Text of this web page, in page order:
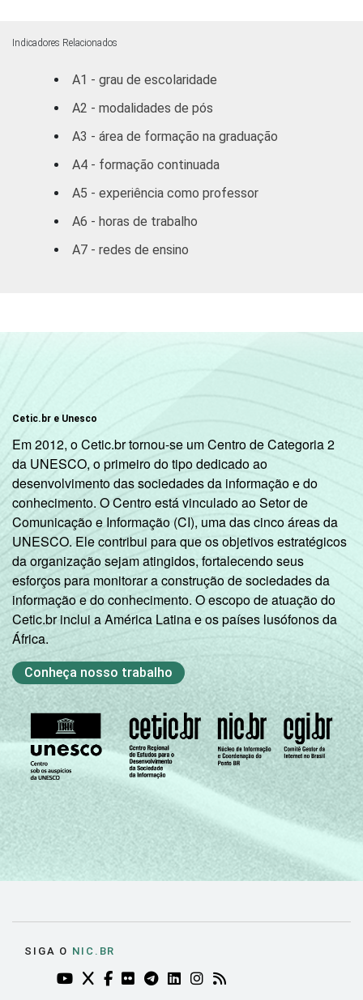
Centro
Oeste
Nordeste
DEPENDÊNCIA
8ª série / 9º
ano do
Ensino
Fundamental
2º ano do
Ensino
Médio
57
COMPUTADOR
INSTALADO NO
LABORATÓRIO DE
INFORMÁTICA
Tem 57
INTERNET
INSTALADA NO
LABORATÓRIO DE
INFORMÁTICA
Tem 57
Não tem
Base: 1.535 professores. Respostas
estimuladas.
Fonte: NIC.br - set/dez 2010
Indicadores Relacionados
A1 - grau de escolaridade
A2 - modalidades de pós
A3 - área de formação na graduação
A4 - formação continuada
A5 - experiência como professor
A6 - horas de trabalho
A7 - redes de ensino
Cetic.br e Unesco
Em 2012, o Cetic.br tornou-se um Centro de Categoria 2
da UNESCO, o primeiro do tipo dedicado ao
desenvolvimento das sociedades da informação e do
conhecimento. O Centro está vinculado ao Setor de
Comunicação e Informação (CI), uma das cinco áreas da
UNESCO. Ele contribui para que os objetivos estratégicos
da organização sejam atingidos, fortalecendo seus
esforços para monitorar a construção de sociedades da
informação e do conhecimento. O escopo de atuação do
Cetic.br inclui a América Latina e os países lusófonos da
África.
Conheça nosso trabalho
SIGA O NIC.BR
YOUTUBE DO NIC.BR (ABRE EM NOVA ABA)
TWITTER DO NIC.BR (ABRE EM NOVA ABA)
FACEBOOK DO NIC.BR (ABRE EM NOVA
FLICKR DO NIC.BR (ABRE EM NOVA
TELEGRAM DO NIC.BR (ABRE EM
LINKEDIN DO NIC.BR (ABRE
INSTAGRAM DO NIC.BR
RSS DO NIC.BR (ABRE